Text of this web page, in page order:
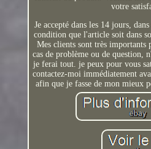
votre
Je accepté dans les 14 jours,
condition que l'article soit dans
Mes clients sont très
cas de problème ou de question,
je ferai tout. je peux pour vous
contactez-moi immédiatement
afin que je fasse de mon mieux